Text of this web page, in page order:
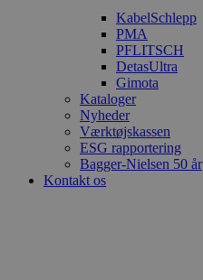
KabelSchlepp
PMA
PFLITSCH
DetasUltra
Gimota
Kataloger
Nyheder
Værktøjskassen
ESG rapportering
Bagger-Nielsen 50 år
Kontakt os